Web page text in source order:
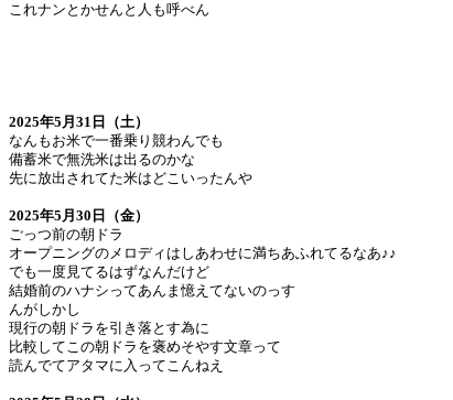
これナンとかせんと人も呼べん
2025年5月31日（土）
なんもお米で一番乗り競わんでも
備蓄米で無洗米は出るのかな
先に放出されてた米はどこいったんや
2025年5月30日（金）
ごっつ前の朝ドラ
オープニングのメロディはしあわせに満ちあふれてるなあ♪♪
でも一度見てるはずなんだけど
結婚前のハナシってあんま憶えてないのっす
んがしかし
現行の朝ドラを引き落とす為に
比較してこの朝ドラを褒めそやす文章って
読んでてアタマに入ってこんねえ